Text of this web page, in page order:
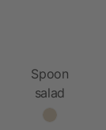
Spoon
salad
bamboo